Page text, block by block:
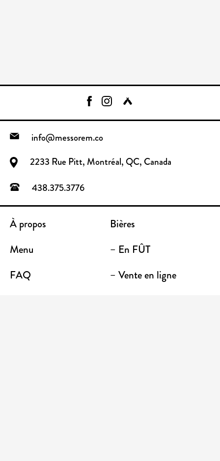
info@messorem.co
2233 Rue Pitt, Montréal, QC, Canada
438.375.3776
À propos
Bières
Menu
– En FÛT
FAQ
– Vente en ligne